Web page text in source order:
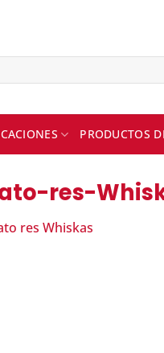
PRODUCTOS
res-
res Whiskas